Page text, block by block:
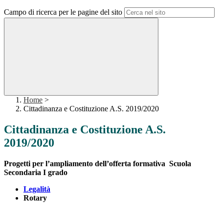
Campo di ricerca per le pagine del sito
Home >
Cittadinanza e Costituzione A.S. 2019/2020
Cittadinanza e Costituzione A.S.
2019/2020
Progetti per l’ampliamento dell’offerta formativa Scuola
Secondaria I grado
Legalità
Rotary